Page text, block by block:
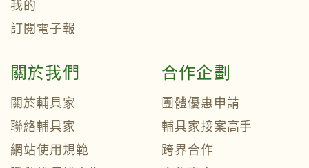
我的
訂閱電子報
關於我們
關於輔具家
聯絡輔具家
網站使用規範
合作企劃
團體優惠申請
輔具家接案高手
跨界合作